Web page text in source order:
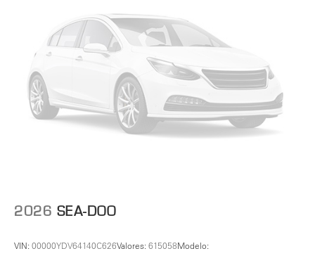
2026 SEA-DOO
VIN: 00000YDV64140C626Valores: 615058Modelo: